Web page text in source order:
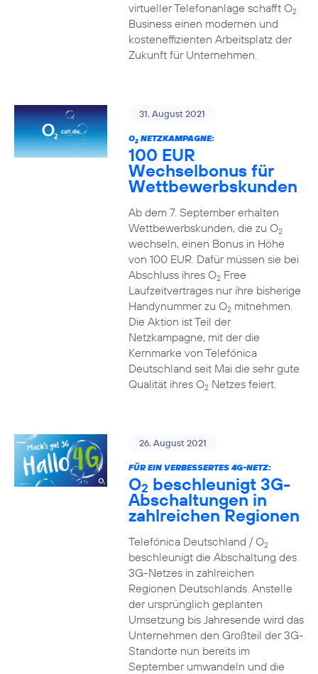
virtueller Telefonanlage schafft O2
Business einen modernen und
kosteneffizienten Arbeitsplatz der
Zukunft für Unternehmen.
31. August 2021
O2NETZKAMPAGNE:
100 EUR
Wechselbonus für
Wettbewerbskunden
Ab dem 7. September erhalten
Wettbewerbskunden, die zu O2
wechseln, einen Bonus in Höhe
von 100 EUR. Dafür müssen sie bei
Abschluss ihres O2Free
Laufzeitvertrages nur ihre bisherige
Handynummer zu O2mitnehmen.
Die Aktion ist Teil der
Netzkampagne, mit der die
Kernmarke von Telefónica
Deutschland seit Mai die sehr gute
Qualität ihres O2Netzes feiert.
26. August 2021
FÜR EIN VERBESSERTES 4G-NETZ:
O2 beschleunigt 3G-
Abschaltungen in
zahlreichen Regionen
Telefónica Deutschland / O2
beschleunigt die Abschaltung des
3G-Netzes in zahlreichen
Regionen Deutschlands. Anstelle
der ursprünglich geplanten
Umsetzung bis Jahresende wird das
Unternehmen den Großteil der 3G-
Standorte nun bereits im
September umwandeln und die